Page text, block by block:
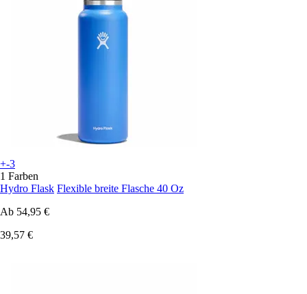
+-3
1 Farben
Hydro Flask Flexible breite Flasche 40 Oz
Ab 54,95 €
39,57 €